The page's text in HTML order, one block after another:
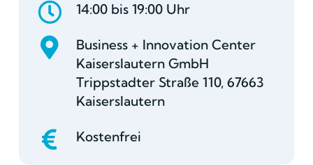
14:00 bis 19:00 Uhr
Business + Innovation Center
Kaiserslautern GmbH
Trippstadter Straße 110, 67663
Kaiserslautern
Kostenfrei